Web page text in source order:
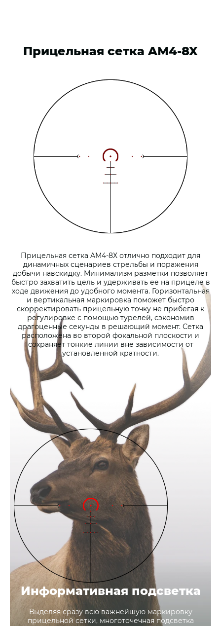
Прицельная сетка AM4-8X
Прицельная сетка AM4-8Х отлично подходит для
динамичных сценариев стрельбы и поражения
добычи навскидку. Минимализм разметки позволяет
быстро захватить цель и удерживать ее на прицеле в
ходе движения до удобного момента. Горизонтальная
и вертикальная маркировка поможет быстро
скорректировать прицельную точку не прибегая к
регулировке с помощью турелей, сэкономив
драгоценные секунды в решающий момент. Сетка
расположена во второй фокальной плоскости и
сохраняет тонкие линии вне зависимости от
установленной кратности.
Информативная подсветка
Выделяя сразу всю важнейшую маркировку
прицельной сетки, многоточечная подсветка